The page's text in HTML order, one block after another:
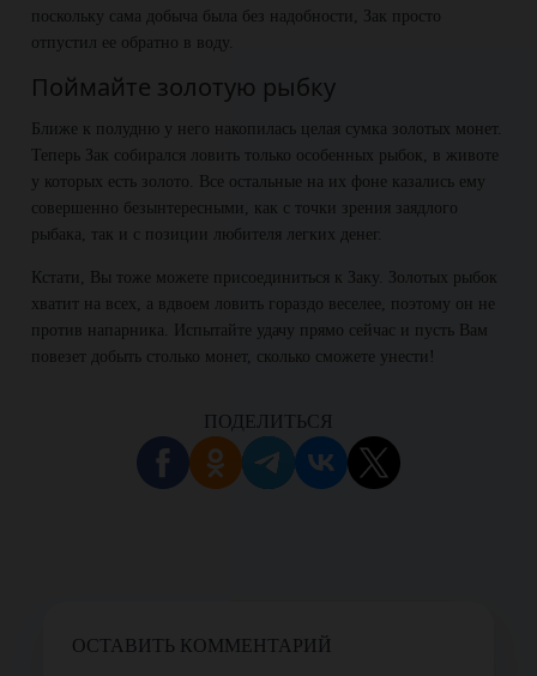
поскольку сама добыча была без надобности, Зак просто
отпустил ее обратно в воду.
Поймайте золотую рыбку
Ближе к полудню у него накопилась целая сумка золотых монет.
Теперь Зак собирался ловить только особенных рыбок, в животе
у которых есть золото. Все остальные на их фоне казались ему
совершенно безынтересными, как с точки зрения заядлого
рыбака, так и с позиции любителя легких денег.
Кстати, Вы тоже можете присоединиться к Заку. Золотых рыбок
хватит на всех, а вдвоем ловить гораздо веселее, поэтому он не
против напарника. Испытайте удачу прямо сейчас и пусть Вам
повезет добыть столько монет, сколько сможете унести!
ПОДЕЛИТЬСЯ
ОСТАВИТЬ КОММЕНТАРИЙ